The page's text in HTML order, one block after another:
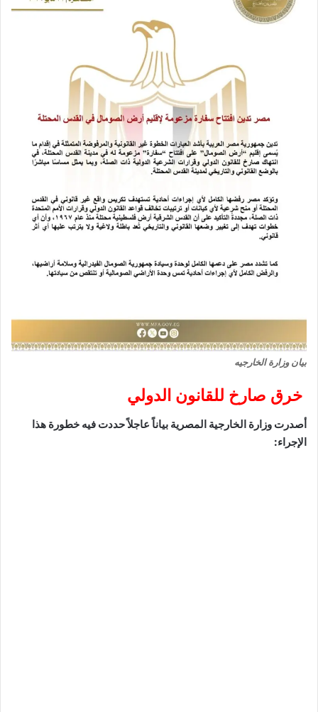
بيان وزارة الخارجيه
خرق صارخ للقانون الدولي
أصدرت وزارة الخارجية المصرية بياناً عاجلاً حددت فيه خطورة هذا
الإجراء: